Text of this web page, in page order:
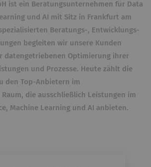
ist ein Beratungsunternehmen für Data
und AI mit Sitz in Frankfurt am
Beratungs-, Entwicklungs-
begleiten wir unsere Kunden
datengetriebenen Optimierung ihrer
und Prozesse. Heute zählt die
den Top-Anbietern im
die ausschließlich Leistungen im
Machine Learning und AI anbieten.